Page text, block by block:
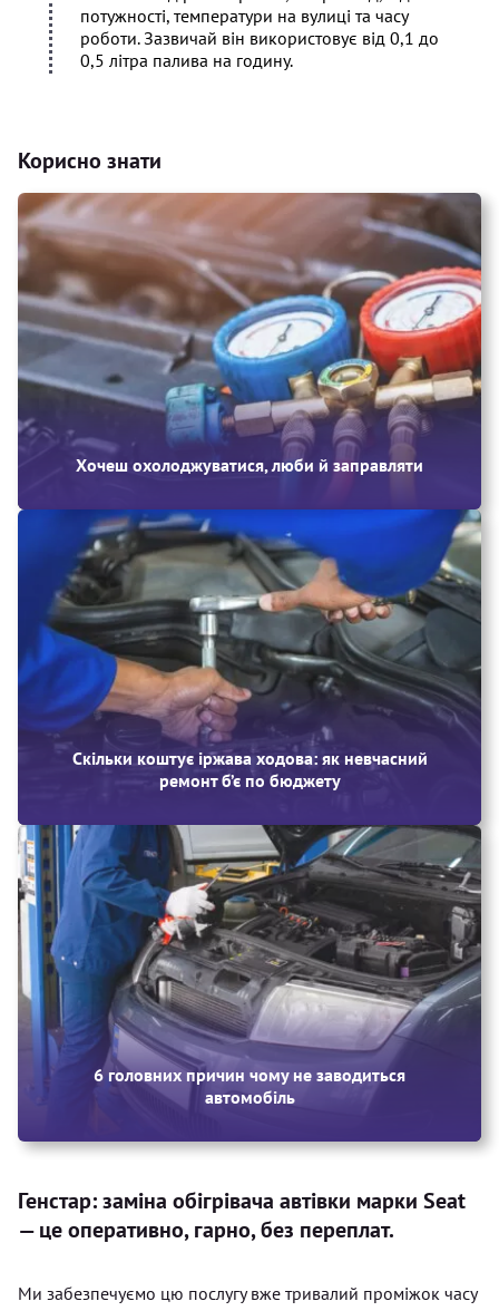
потужності, температури на вулиці та часу
роботи. Зазвичай він використовує від 0,1 до
0,5 літра палива на годину.
Корисно знати
Хочеш охолоджуватися, люби й заправляти
Скільки коштує іржава ходова: як невчасний
ремонт б’є по бюджету
6 головних причин чому не заводиться
автомобіль
Генстар: заміна обігрівача автівки марки Seat
— це оперативно, гарно, без переплат.
Ми забезпечуємо цю послугу вже тривалий проміжок часу